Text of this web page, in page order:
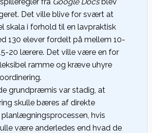
Det ville blive for svært at
skala i forhold til en lavpraktisk
130 elever fordelt på mellem 10-
20 lærere. Det ville være en for
ramme og kræve uhyre
grundpræmis var stadig, at
skulle bæres af direkte
hvis
være anderledes end hvad de